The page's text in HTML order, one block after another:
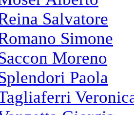
Salvatore
Simone
Moreno
Paola